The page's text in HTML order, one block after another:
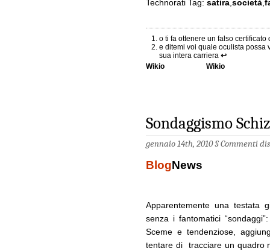
Technorati Tag: satira,società,
o ti fa ottenere un falso
e ditemi voi quale oculista possa
sua intera carriera↩
Wikio
Wikio
Sondaggismo
gennaio 14th, 2010 §Commenti
BlogNews
Apparentemente una testata
senza i fantomatici
Sceme e tendenziose,
tentare di tracciare un quadro